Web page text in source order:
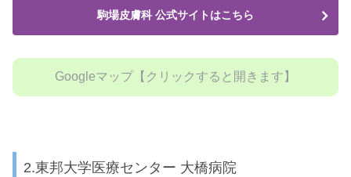
駒場皮膚科 公式サイトはこちら
Googleマップ【クリックすると開きます】
2.東邦大学医療センター 大橋病院